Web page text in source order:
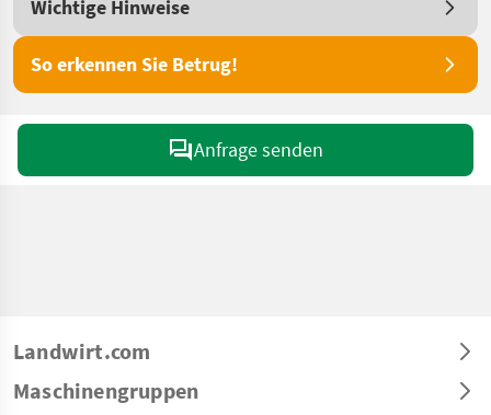
Wichtige Hinweise
So erkennen Sie Betrug!
Anfrage senden
Landwirt.com
Maschinengruppen